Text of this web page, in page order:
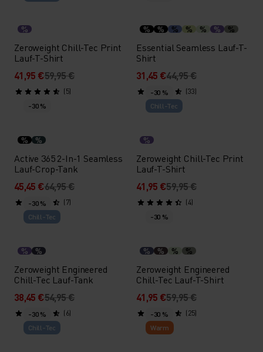
%
Zeroweight Chill-Tec Print
Lauf-T-Shirt
41,95 €59,95 €
(5)
% % % % % % %
Essential Seamless Lauf-T-
Shirt
31,45 €44,95 €
(33)
-30 %
% %
Active 365 2-In-1 Seamless
Lauf-Crop-Tank
45,45 €64,95 €
(7)
-30 %
Chill-Tec
%
Zeroweight Chill-Tec Print
Lauf-T-Shirt
41,95 €59,95 €
(4)
-30 %
Chill-Tec
% %
Zeroweight Engineered
Chill-Tec Lauf-Tank
38,45 €54,95 €
(6)
-30 %
% % % %
Zeroweight Engineered
Chill-Tec Lauf-T-Shirt
41,95 €59,95 €
(25)
-30 %
Chill-Tec
-30 %
Warm